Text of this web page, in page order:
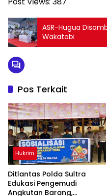
ASR-Hugua
Wakatobi
Pos Terkait
Hukrim
Ditlantas Polda Sultra
Edukasi Pengemudi
Angkutan Barang,